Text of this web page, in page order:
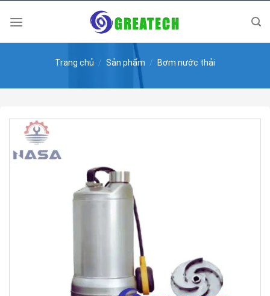
Trang chủ / Sản phẩm / Bơm nước thải